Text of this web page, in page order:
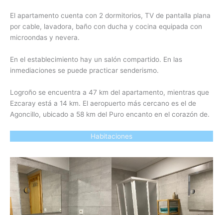
El apartamento cuenta con 2 dormitorios, TV de pantalla plana
por cable, lavadora, baño con ducha y cocina equipada con
microondas y nevera.
En el establecimiento hay un salón compartido. En las
inmediaciones se puede practicar senderismo.
Logroño se encuentra a 47 km del apartamento, mientras que
Ezcaray está a 14 km. El aeropuerto más cercano es el de
Agoncillo, ubicado a 58 km del Puro encanto en el corazón de.
Habitaciones